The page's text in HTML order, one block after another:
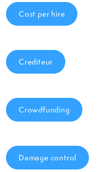
Cost per hire
Crediteur
Crowdfunding
Damage control